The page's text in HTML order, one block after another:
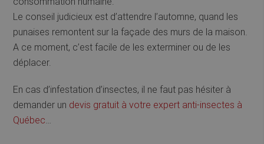
Le conseil judicieux est d’attendre l’automne, quand les
punaises remontent sur la façade des murs de la maison.
A ce moment, c’est facile de les exterminer ou de les
déplacer.
En cas d’infestation d’insectes, il ne faut pas hésiter à
demander un devis gratuit à votre expert anti-insectes à
Québec